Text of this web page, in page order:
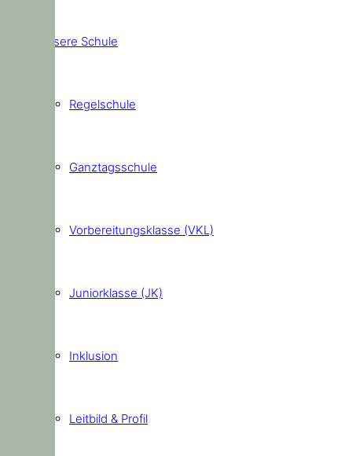
Unsere Schule
Regelschule
Ganztagsschule
Vorbereitungsklasse (VKL)
Juniorklasse (JK)
Inklusion
Leitbild & Profil